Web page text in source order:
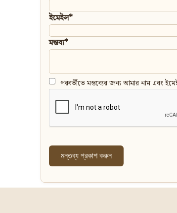
ইমেইল*
মন্তব্য*
পরবর্তীতে মন্তব্যের জন্য আমার নাম এবং